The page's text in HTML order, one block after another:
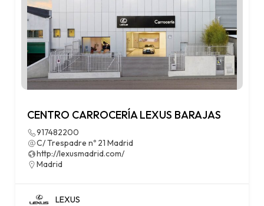
CENTRO CARROCERÍA LEXUS BARAJAS
917482200
C/ Trespadre nº 21 Madrid
http://lexusmadrid.com/
Madrid
LEXUS